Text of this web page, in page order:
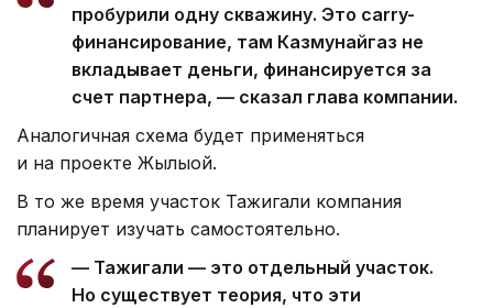
пробурили одну скважину. Это carry-
финансирование, там Казмунайгаз не
вкладывает деньги, финансируется за
счет партнера, — сказал глава компании.
Аналогичная схема будет применяться
и на проекте Жылыой.
В то же время участок Тажигали компания
планирует изучать самостоятельно.
— Тажигали — это отдельный участок.
Но существует теория, что эти